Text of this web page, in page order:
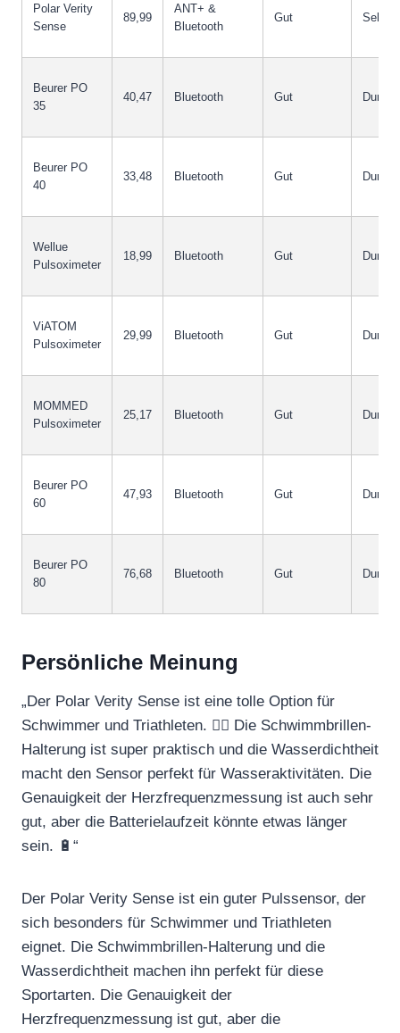
Polar Verity
Sense
89,99
ANT+ &
Bluetooth
Gut Sehr
Beurer PO
35
40,47 Bluetooth Gut
Beurer PO
40
33,48 Bluetooth Gut
Wellue
Pulsoximeter
18,99 Bluetooth Gut
ViATOM
Pulsoximeter
29,99 Bluetooth Gut
MOMMED
Pulsoximeter
25,17 Bluetooth Gut
Beurer PO
60
47,93 Bluetooth Gut
Beurer PO
80
76,68 Bluetooth Gut
Persönliche Meinung
„Der Polar Verity Sense ist eine tolle Option für
Schwimmer und Triathleten. 🏊‍♂️ Die Schwimmbrillen-
Halterung ist super praktisch und die Wasserdichtheit
macht den Sensor perfekt für Wasseraktivitäten. Die
Genauigkeit der Herzfrequenzmessung ist auch sehr
gut, aber die Batterielaufzeit könnte etwas länger
sein. 🔋“
Der Polar Verity Sense ist ein guter Pulssensor, der
sich besonders für Schwimmer und Triathleten
eignet. Die Schwimmbrillen-Halterung und die
Wasserdichtheit machen ihn perfekt für diese
Sportarten. Die Genauigkeit der
Herzfrequenzmessung ist gut, aber die